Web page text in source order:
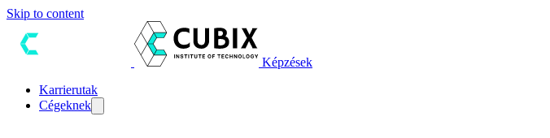
Skip to content
Képzések
Karrierutak
Cégeknek